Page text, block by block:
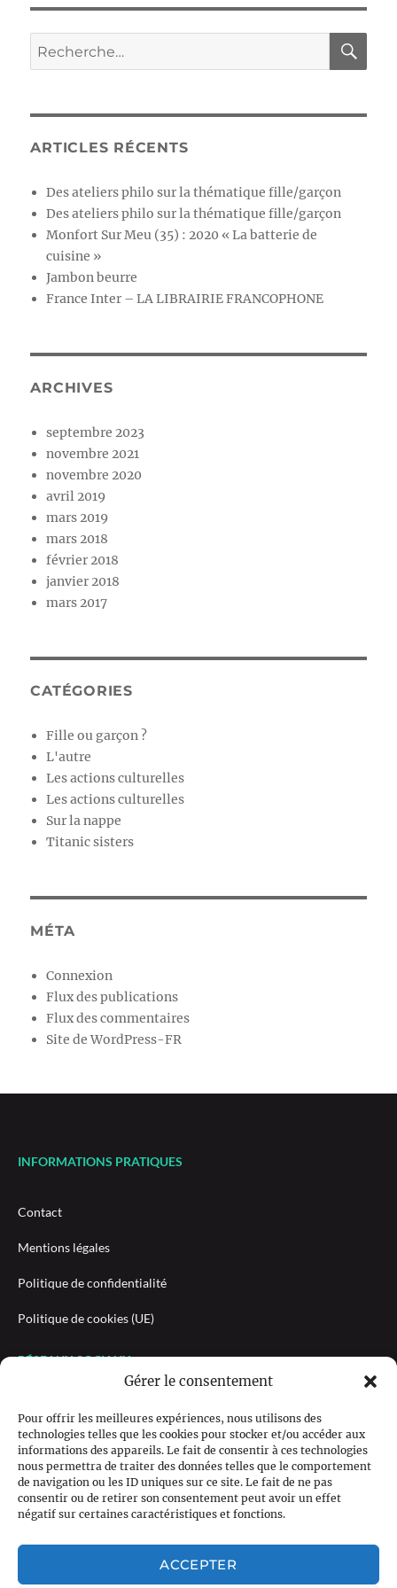
Gérer le consentement
Pour offrir les meilleures expériences, nous utilisons des
technologies telles que les cookies pour stocker et/ou accéder aux
informations des appareils. Le fait de consentir à ces technologies
nous permettra de traiter des données telles que le comportement
de navigation ou les ID uniques sur ce site. Le fait de ne pas
consentir ou de retirer son consentement peut avoir un effet
négatif sur certaines caractéristiques et fonctions.
ACCEPTER
ARTICLES RÉCENTS
Des ateliers philo sur la thématique fille/garçon
Des ateliers philo sur la thématique fille/garçon
Monfort Sur Meu (35) : 2020 « La batterie de
cuisine »
Jambon beurre
France Inter – LA LIBRAIRIE FRANCOPHONE
ARCHIVES
septembre 2023
novembre 2021
novembre 2020
avril 2019
mars 2019
mars 2018
février 2018
janvier 2018
mars 2017
CATÉGORIES
Fille ou garçon ?
L'autre
Les actions culturelles
Les actions culturelles
Sur la nappe
Titanic sisters
MÉTA
Connexion
Flux des publications
Flux des commentaires
Site de WordPress-FR
INFORMATIONS PRATIQUES
Contact
Mentions légales
Politique de confidentialité
Politique de cookies (UE)
RÉSEAUX SOCIAUX
NEWSLETTER